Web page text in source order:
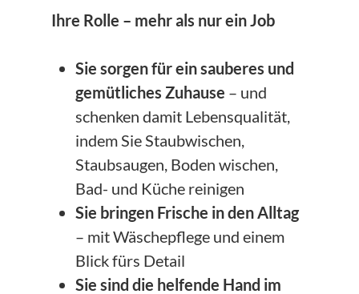
Ihre Rolle – mehr als nur ein Job
Sie sorgen für ein sauberes und
gemütliches Zuhause – und
schenken damit Lebensqualität,
indem Sie Staubwischen,
Staubsaugen, Boden wischen,
Bad- und Küche reinigen
Sie bringen Frische in den Alltag
– mit Wäschepflege und einem
Blick fürs Detail
Sie sind die helfende Hand im